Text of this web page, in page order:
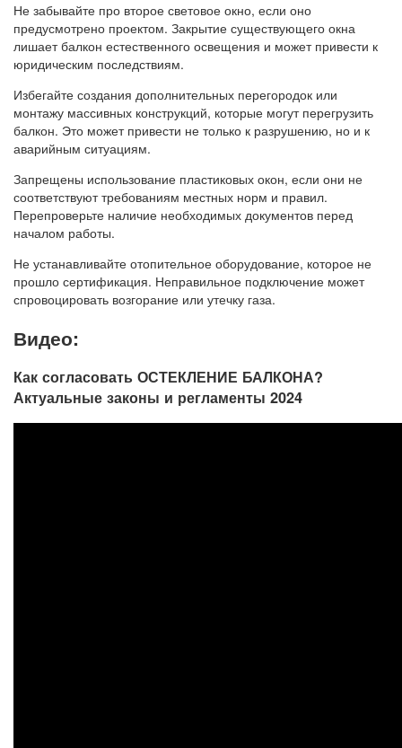
Не забывайте про второе световое окно, если оно
предусмотрено проектом. Закрытие существующего окна
лишает балкон естественного освещения и может привести к
юридическим последствиям.
Избегайте создания дополнительных перегородок или
монтажу массивных конструкций, которые могут перегрузить
балкон. Это может привести не только к разрушению, но и к
аварийным ситуациям.
Запрещены использование пластиковых окон, если они не
соответствуют требованиям местных норм и правил.
Перепроверьте наличие необходимых документов перед
началом работы.
Не устанавливайте отопительное оборудование, которое не
прошло сертификация. Неправильное подключение может
спровоцировать возгорание или утечку газа.
Видео:
Как согласовать ОСТЕКЛЕНИЕ БАЛКОНА?
Актуальные законы и регламенты 2024